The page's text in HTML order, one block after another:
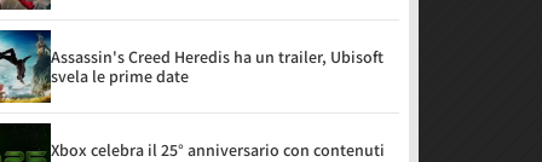
Assassin's Creed Heredis ha un trailer, Ubisoft
svela le prime date
Xbox celebra il 25° anniversario con contenuti